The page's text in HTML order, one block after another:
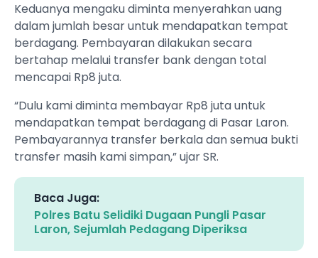
Keduanya mengaku diminta menyerahkan uang
dalam jumlah besar untuk mendapatkan tempat
berdagang. Pembayaran dilakukan secara
bertahap melalui transfer bank dengan total
mencapai Rp8 juta.
“Dulu kami diminta membayar Rp8 juta untuk
mendapatkan tempat berdagang di Pasar Laron.
Pembayarannya transfer berkala dan semua bukti
transfer masih kami simpan,” ujar SR.
Baca Juga:
Polres Batu Selidiki Dugaan Pungli Pasar
Laron, Sejumlah Pedagang Diperiksa